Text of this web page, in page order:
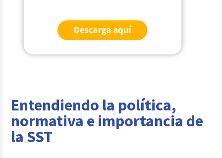
Entendiendo la política,
normativa e importancia de
la SST